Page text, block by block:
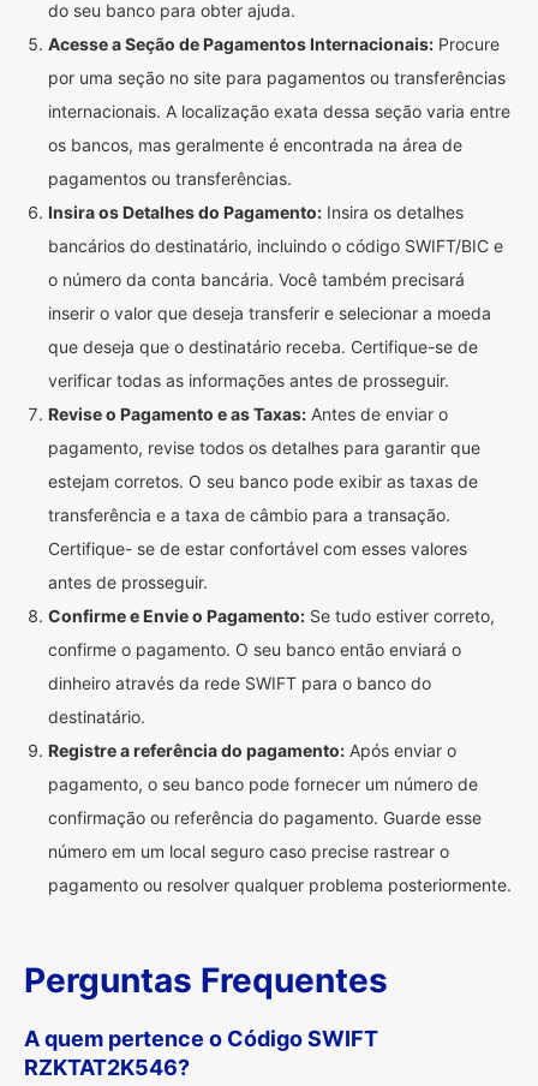
do seu banco para obter ajuda.
Acesse a Seção de Pagamentos Internacionais: Procure
por uma seção no site para pagamentos ou transferências
internacionais. A localização exata dessa seção varia entre
os bancos, mas geralmente é encontrada na área de
pagamentos ou transferências.
Insira os Detalhes do Pagamento: Insira os detalhes
bancários do destinatário, incluindo o código SWIFT/BIC e
o número da conta bancária. Você também precisará
inserir o valor que deseja transferir e selecionar a moeda
que deseja que o destinatário receba. Certifique-se de
verificar todas as informações antes de prosseguir.
Revise o Pagamento e as Taxas: Antes de enviar o
pagamento, revise todos os detalhes para garantir que
estejam corretos. O seu banco pode exibir as taxas de
transferência e a taxa de câmbio para a transação.
Certifique- se de estar confortável com esses valores
antes de prosseguir.
Confirme e Envie o Pagamento: Se tudo estiver correto,
confirme o pagamento. O seu banco então enviará o
dinheiro através da rede SWIFT para o banco do
destinatário.
Registre a referência do pagamento: Após enviar o
pagamento, o seu banco pode fornecer um número de
confirmação ou referência do pagamento. Guarde esse
número em um local seguro caso precise rastrear o
pagamento ou resolver qualquer problema posteriormente.
Perguntas Frequentes
A quem pertence o Código SWIFT
RZKTAT2K546?